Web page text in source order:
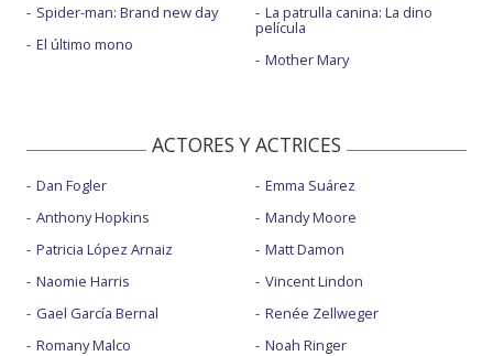
Spider-man: Brand new day
El último mono
La patrulla canina: La dino
película
Mother Mary
ACTORES Y ACTRICES
Dan Fogler
Anthony Hopkins
Patricia López Arnaiz
Naomie Harris
Gael García Bernal
Romany Malco
Emma Suárez
Mandy Moore
Matt Damon
Vincent Lindon
Renée Zellweger
Noah Ringer